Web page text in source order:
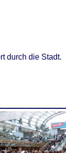
durch die Stadt.